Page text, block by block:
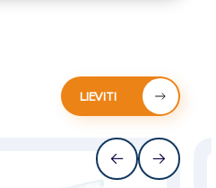
LIEVITI